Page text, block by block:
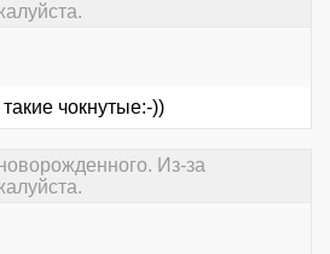
чокнутые:-))
Из-за